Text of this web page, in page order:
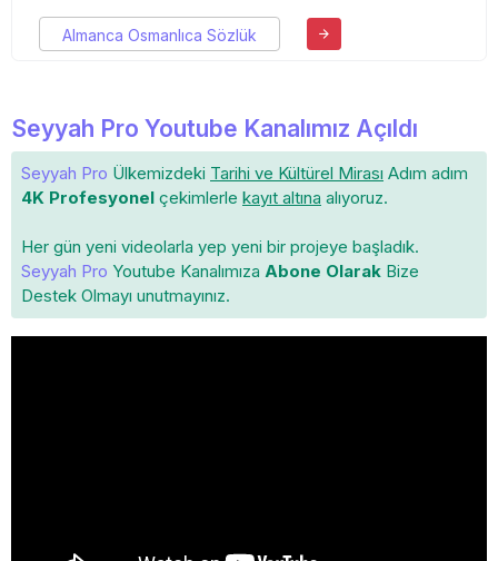
Almanca Osmanlıca Sözlük
Seyyah Pro Youtube Kanalımız Açıldı
Seyyah Pro Ülkemizdeki Tarihi ve Kültürel Mirası Adım adım
4K Profesyonel çekimlerle kayıt altına alıyoruz.
Her gün yeni videolarla yep yeni bir projeye başladık.
Seyyah Pro Youtube Kanalımıza Abone Olarak Bize
Destek Olmayı unutmayınız.